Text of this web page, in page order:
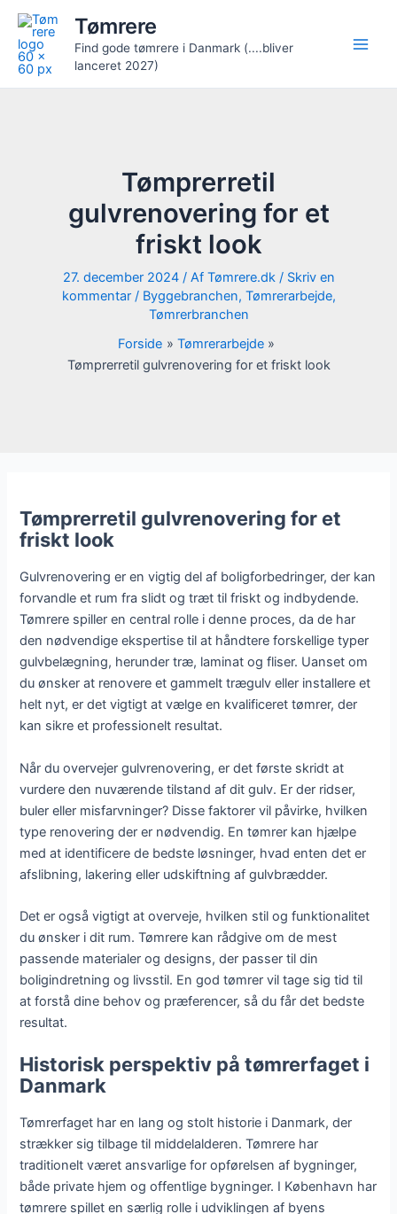
indholdet
Tømrere
Find gode tømrere i Danmark (....bliver
lanceret 2027)
Tømprerretil
gulvrenovering for et
friskt look
27. december 2024 / Af Tømrere.dk / Skriv en
kommentar / Byggebranchen, Tømrerarbejde,
Tømrerbranchen
Forside
Tømrerarbejde
Tømprerretil gulvrenovering for et friskt look
Tømprerretil gulvrenovering for et
friskt look
Gulvrenovering er en vigtig del af boligforbedringer, der kan
forvandle et rum fra slidt og træt til friskt og indbydende.
Tømrere spiller en central rolle i denne proces, da de har
den nødvendige ekspertise til at håndtere forskellige typer
gulvbelægning, herunder træ, laminat og fliser. Uanset om
du ønsker at renovere et gammelt trægulv eller installere et
helt nyt, er det vigtigt at vælge en kvalificeret tømrer, der
kan sikre et professionelt resultat.
Når du overvejer gulvrenovering, er det første skridt at
vurdere den nuværende tilstand af dit gulv. Er der ridser,
buler eller misfarvninger? Disse faktorer vil påvirke, hvilken
type renovering der er nødvendig. En tømrer kan hjælpe
med at identificere de bedste løsninger, hvad enten det er
afslibning, lakering eller udskiftning af gulvbrædder.
Det er også vigtigt at overveje, hvilken stil og funktionalitet
du ønsker i dit rum. Tømrere kan rådgive om de mest
passende materialer og designs, der passer til din
boligindretning og livsstil. En god tømrer vil tage sig tid til
at forstå dine behov og præferencer, så du får det bedste
resultat.
Historisk perspektiv på tømrerfaget i
Danmark
Tømrerfaget har en lang og stolt historie i Danmark, der
strækker sig tilbage til middelalderen. Tømrere har
traditionelt været ansvarlige for opførelsen af bygninger,
både private hjem og offentlige bygninger. I København har
tømrere spillet en særlig rolle i udviklingen af byens